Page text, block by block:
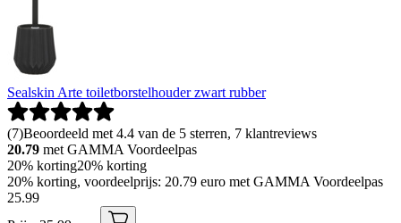
Sealskin Arte toiletborstelhouder zwart rubber
(7)Beoordeeld met 4.4 van de 5 sterren, 7 klantreviews
20.79 met GAMMA Voordeelpas
20% korting20% korting
20% korting, voordeelprijs: 20.79 euro met GAMMA Voordeelpas
25.99